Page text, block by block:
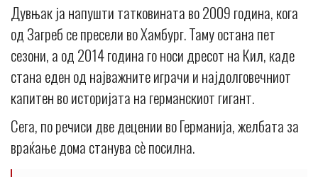
Дувњак ја напушти татковината во 2009 година, кога
од Загреб се пресели во Хамбург. Таму остана пет
сезони, а од 2014 година го носи дресот на Кил, каде
стана еден од најважните играчи и најдолговечниот
капитен во историјата на германскиот гигант.
Сега, по речиси две децении во Германија, желбата за
враќање дома станува сè посилна.